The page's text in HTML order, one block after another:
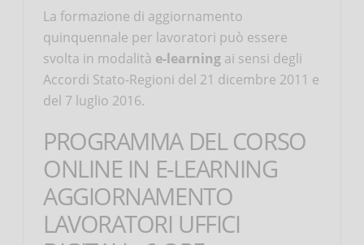
La formazione di aggiornamento
quinquennale per lavoratori può essere
svolta in modalità e-learning ai sensi degli
Accordi Stato-Regioni del 21 dicembre 2011 e
del 7 luglio 2016.
PROGRAMMA DEL CORSO
ONLINE IN E-LEARNING
AGGIORNAMENTO
LAVORATORI UFFICI